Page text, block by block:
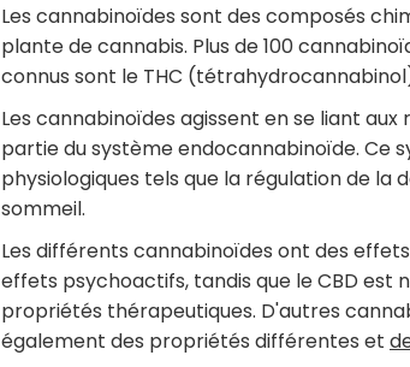
Les cannabinoïdes sont des composés
plante de cannabis. Plus de 100
connus sont le THC
Les cannabinoïdes agissent en se liant
partie du système endocannabinoïde. Ce
physiologiques tels que la régulation de
sommeil.
Les différents cannabinoïdes ont des
effets psychoactifs, tandis que le CBD est
propriétés thérapeutiques. D'autres
également des propriétés différentes et